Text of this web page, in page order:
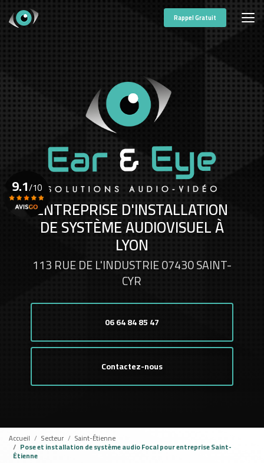
contenu
Rappel Gratuit
ENTREPRISE D'INSTALLATION
DE SYSTÈME AUDIOVISUEL À
LYON
113 RUE DE L'INDUSTRIE 07430 SAINT-
CYR
06 64 84 85 47
Contactez-nous
9.1/10
Voir le certificat
Accueil Secteur Saint-Étienne
Pose et installation de système audio Focal pour entreprise Saint-
Étienne